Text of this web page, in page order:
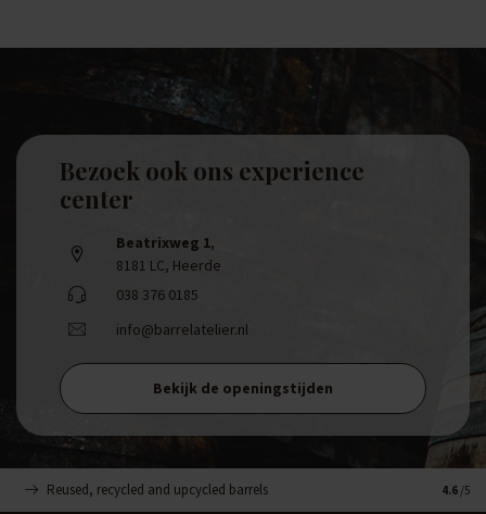
Bezoek ook ons experience
center
Beatrixweg 1,
8181 LC, Heerde
038 376 0185
info@barrelatelier.nl
Bekijk de openingstijden
Reused, recycled and upcycled barrels 4.6 /5